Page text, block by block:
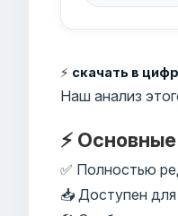
⚡ скачать в
Наш анализ
⚡
✅ Полностью
📥 Доступен для